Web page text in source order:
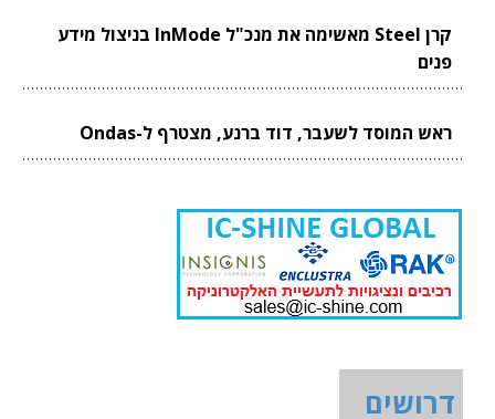
קרן Steel מאשימה את מנכ"ל InMode בניצול מידע
פנים
ראש המוסד לשעבר, דוד ברנע, מצטרף ל-Ondas
דרושים